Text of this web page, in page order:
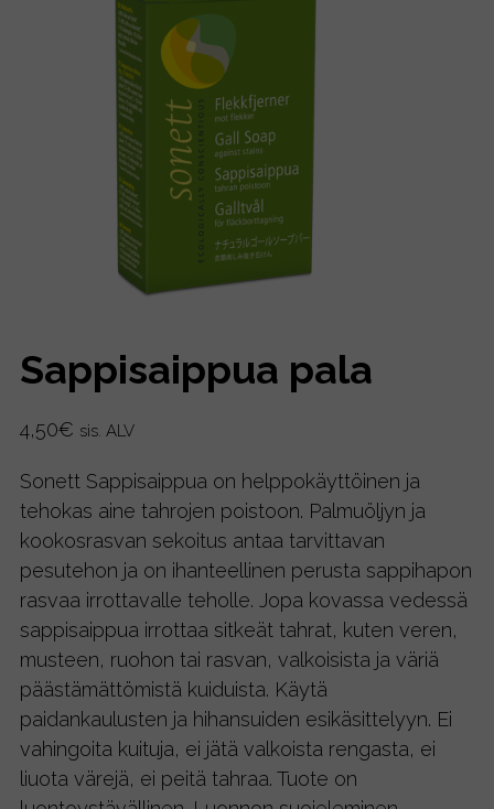
Sappisaippua pala
4,50€ sis. ALV
Sonett Sappisaippua on helppokäyttöinen ja
tehokas aine tahrojen poistoon. Palmuöljyn ja
kookosrasvan sekoitus antaa tarvittavan
pesutehon ja on ihanteellinen perusta sappihapon
rasvaa irrottavalle teholle. Jopa kovassa vedessä
sappisaippua irrottaa sitkeät tahrat, kuten veren,
musteen, ruohon tai rasvan, valkoisista ja väriä
päästämättömistä kuiduista. Käytä
paidankaulusten ja hihansuiden esikäsittelyyn. Ei
vahingoita kuituja, ei jätä valkoista rengasta, ei
liuota värejä, ei peitä tahraa. Tuote on